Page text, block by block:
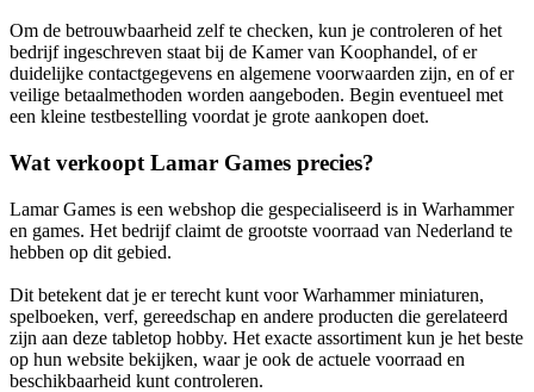
Om de betrouwbaarheid zelf te checken, kun je controleren of het
bedrijf ingeschreven staat bij de Kamer van Koophandel, of er
duidelijke contactgegevens en algemene voorwaarden zijn, en of er
veilige betaalmethoden worden aangeboden. Begin eventueel met
een kleine testbestelling voordat je grote aankopen doet.
Wat verkoopt Lamar Games precies?
Lamar Games is een webshop die gespecialiseerd is in Warhammer
en games. Het bedrijf claimt de grootste voorraad van Nederland te
hebben op dit gebied.
Dit betekent dat je er terecht kunt voor Warhammer miniaturen,
spelboeken, verf, gereedschap en andere producten die gerelateerd
zijn aan deze tabletop hobby. Het exacte assortiment kun je het beste
op hun website bekijken, waar je ook de actuele voorraad en
beschikbaarheid kunt controleren.